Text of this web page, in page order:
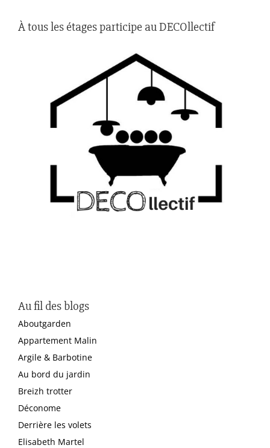
À tous les étages participe au DECOllectif
Au fil des blogs
Aboutgarden
Appartement Malin
Argile & Barbotine
Au bord du jardin
Breizh trotter
Déconome
Derrière les volets
Elisabeth Martel